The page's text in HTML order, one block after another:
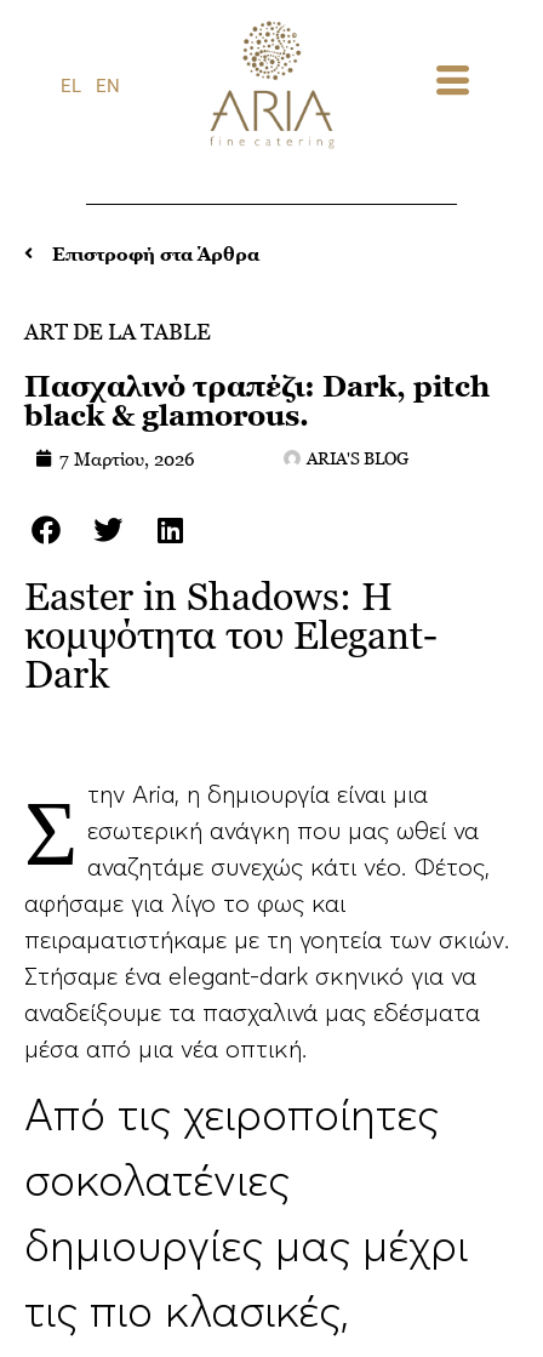
EL EN
Επιστροφή στα Άρθρα
ART DE LA TABLE
Πασχαλινό τραπέζι: Dark, pitch
black & glamorous.
7 Μαρτίου, 2026 ARIA'S BLOG
Easter in Shadows: Η
κομψότητα του Elegant-
Dark
Στην Aria, η δημιουργία είναι μια εσωτερική ανάγκη που μας ωθεί να
αναζητάμε συνεχώς κάτι νέο. Φέτος,
αφήσαμε για λίγο το φως και
πειραματιστήκαμε με τη γοητεία των σκιών.
Στήσαμε ένα elegant-dark σκηνικό για να
αναδείξουμε τα πασχαλινά μας εδέσματα
μέσα από μια νέα οπτική.
Από τις χειροποίητες
σοκολατένιες
δημιουργίες μας μέχρι
τις πιο κλασικές,